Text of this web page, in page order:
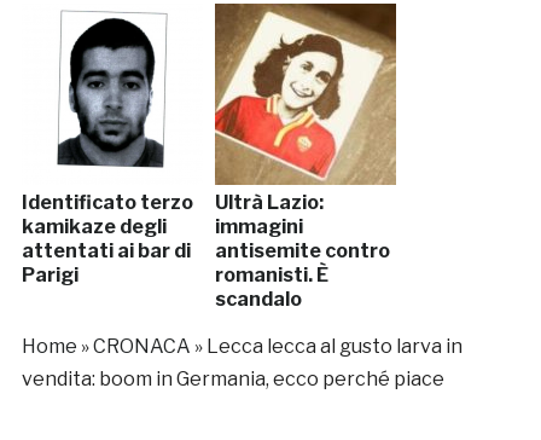
Identificato terzo
kamikaze degli
attentati ai bar di
Parigi
Ultrà Lazio:
immagini
antisemite contro
romanisti. È
scandalo
Home »CRONACA » Lecca lecca al gusto larva in
vendita: boom in Germania, ecco perché piace